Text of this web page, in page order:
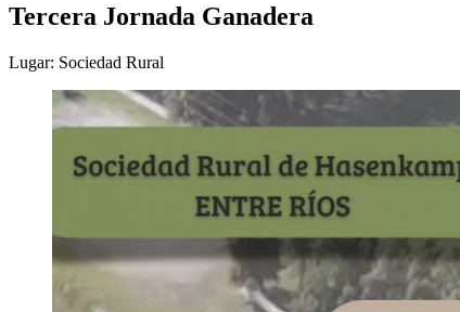
Tercera Jornada Ganadera
Lugar: Sociedad Rural